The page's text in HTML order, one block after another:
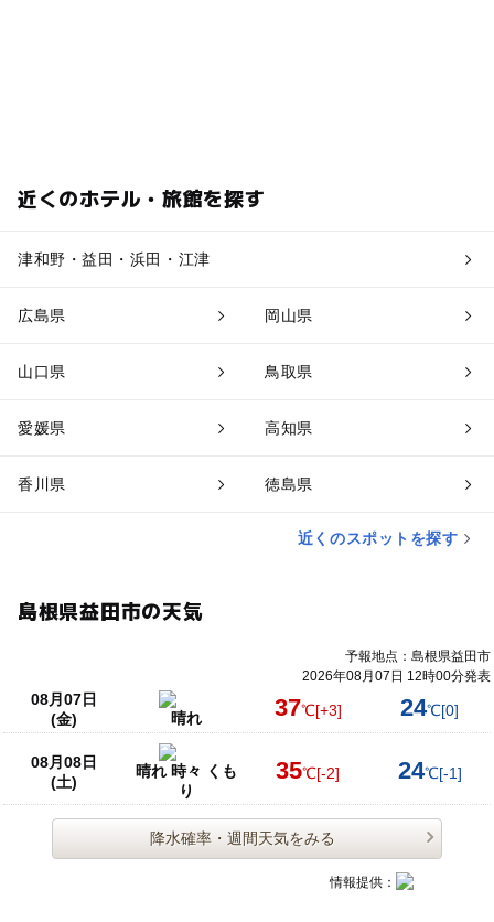
近くのホテル・旅館を探す
津和野・益田・浜田・江津
広島県 岡山県
山口県 鳥取県
愛媛県 高知県
香川県 徳島県
近くのスポットを探す
島根県益田市の天気
予報地点：島根県益田市
2026年08月07日 12時00分発表
08月07日
(金)
晴れ 37℃[+3] 24℃[0]
08月08日
(土)
晴れ 時々 くも
り
35℃[-2] 24℃[-1]
降水確率・週間天気をみる
情報提供：